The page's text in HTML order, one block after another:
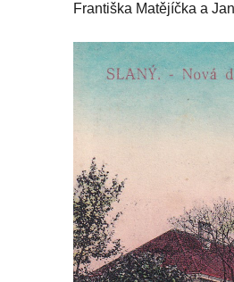
Františka Matějíčka a